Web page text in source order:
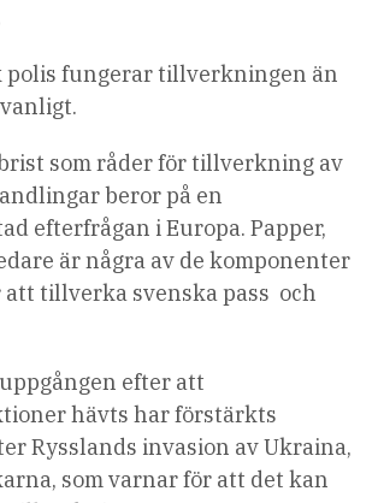
polis fungerar tillverkningen än
som råder för tillverkning av
beror på en
efterfrågan i Europa. Papper,
är några av de komponenter
att tillverka svenska pass och
efter att
hävts har förstärkts
Rysslands invasion av Ukraina,
som varnar för att det kan